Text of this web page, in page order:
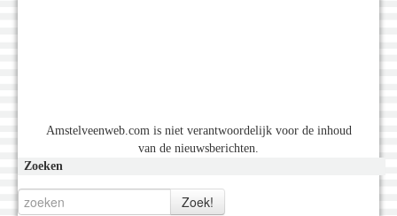
Amstelveenweb.com is niet verantwoordelijk voor de inhoud
van de nieuwsberichten.
Zoeken